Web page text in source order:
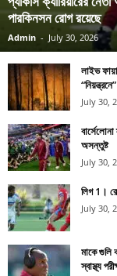
পারকিনসন রোগ রয়েছে
Admin - July 30, 2026
লাইভ
“নিয়ন্ত্রনে”
July 30,
অসন্তুষ্ট
July 30,
লিগ 1।
July 30,
মাকে গুলি
স্বাস্থ্য